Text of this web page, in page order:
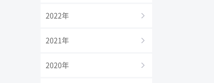
2022年
2021年
2020年